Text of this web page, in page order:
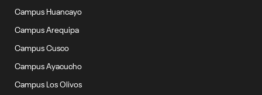
Campus Huancayo
Campus Arequipa
Campus Cusco
Campus Ayacucho
Campus Los Olivos